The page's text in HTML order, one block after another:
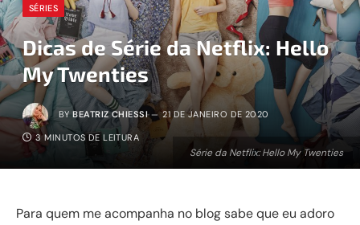
Série da Netflix: Hello My Twenties
SÉRIES
Dicas de Série da Netflix: Hello
My Twenties
BY BEATRIZ CHIESSI 21 DE JANEIRO DE 2020
3 MINUTOS DE LEITURA
Para quem me acompanha no blog sabe que eu adoro